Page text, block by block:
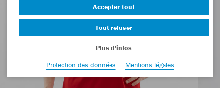
Accepter tout
Tout refuser
Plus d'infos
Protection des données
Mentions légales